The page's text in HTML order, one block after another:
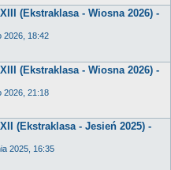
(Ekstraklasa - Wiosna 2026) -
2026, 18:42
(Ekstraklasa - Wiosna 2026) -
2026, 21:18
(Ekstraklasa - Jesień 2025) -
2025, 16:35